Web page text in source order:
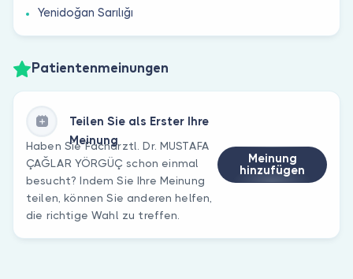
Yenidoğan Sarılığı
Patientenmeinungen
Teilen Sie als Erster Ihre
Meinung
Haben Sie Fachärztl. Dr. MUSTAFA
ÇAĞLAR YÖRGÜÇ schon einmal
besucht? Indem Sie Ihre Meinung
teilen, können Sie anderen helfen,
die richtige Wahl zu treffen.
Meinung
hinzufügen